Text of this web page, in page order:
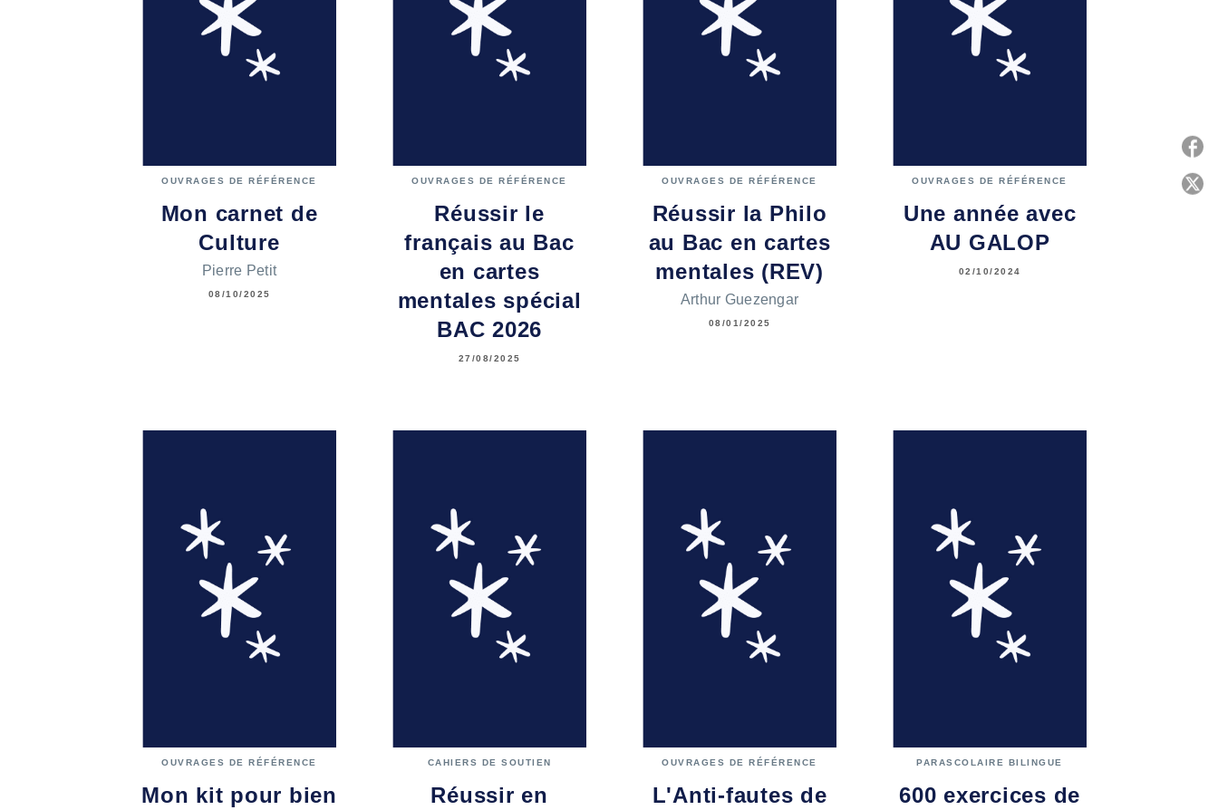
OUVRAGES DE RÉFÉRENCE
Mon carnet de
Culture
Pierre Petit
08/10/2025
OUVRAGES DE RÉFÉRENCE
Réussir le
français au Bac
en cartes
mentales spécial
BAC 2026
27/08/2025
OUVRAGES DE RÉFÉRENCE
Réussir la Philo
au Bac en cartes
mentales (REV)
Arthur Guezengar
08/01/2025
OUVRAGES DE RÉFÉRENCE
Une année avec
AU GALOP
02/10/2024
OUVRAGES DE RÉFÉRENCE
Mon kit pour bien
CAHIERS DE SOUTIEN
Réussir en
OUVRAGES DE RÉFÉRENCE
L'Anti-fautes de
PARASCOLAIRE BILINGUE
600 exercices de